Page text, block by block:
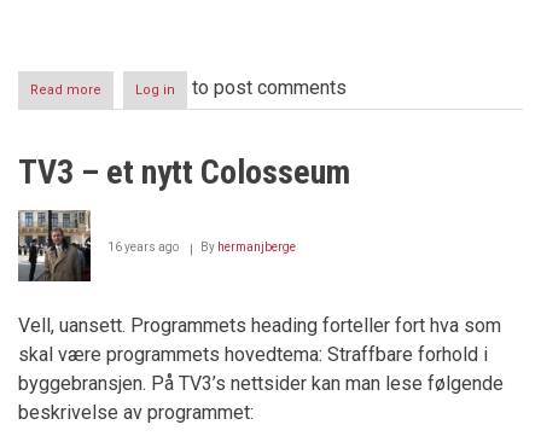
Read more about
Bertelsen-
siste
Log in to post comments
TV3 – et nytt Colosseum
16 years ago By hermanjberge
Vell, uansett. Programmets heading forteller fort hva som
skal være programmets hovedtema: Straffbare forhold i
byggebransjen. På TV3’s nettsider kan man lese følgende
beskrivelse av programmet: